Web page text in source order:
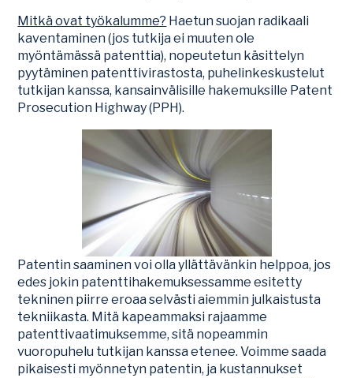
Mitkä ovat työkalumme? Haetun suojan radikaali
kaventaminen (jos tutkija ei muuten ole
myöntämässä patenttia), nopeutetun käsittelyn
pyytäminen patenttivirastosta, puhelinkeskustelut
tutkijan kanssa, kansainvälisille hakemuksille Patent
Prosecution Highway (PPH).
Patentin saaminen voi olla yllättävänkin helppoa, jos
edes jokin patenttihakemuksessamme esitetty
tekninen piirre eroaa selvästi aiemmin julkaistusta
tekniikasta. Mitä kapeammaksi rajaamme
patenttivaatimuksemme, sitä nopeammin
vuoropuhelu tutkijan kanssa etenee. Voimme saada
pikaisesti myönnetyn patentin, ja kustannukset